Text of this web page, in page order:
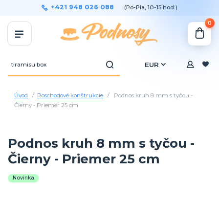
EUR
+421 948 026 088 (Po-Pia, 10-15 hod.)
0
Úvod Poschodové konštrukcie
Podnos kruh 8 mm s tyčou -
Čierny - Priemer 25 cm
Podnos kruh 8 mm s tyčou -
Čierny - Priemer 25 cm
Novinka